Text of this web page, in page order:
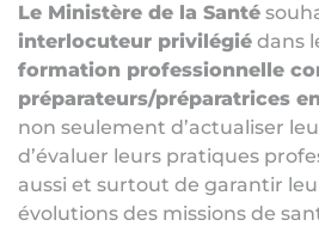
Le Ministère de la Santé
interlocuteur privilégié dans
formation professionnelle
préparateurs/préparatrices
non seulement d’actualiser
d’évaluer leurs pratiques
aussi et surtout de garantir
évolutions des missions de